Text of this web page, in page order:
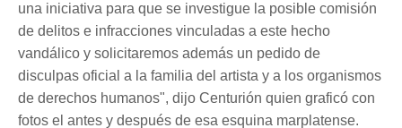
una iniciativa para que se investigue la posible comisión
de delitos e infracciones vinculadas a este hecho
vandálico y solicitaremos además un pedido de
disculpas oficial a la familia del artista y a los organismos
de derechos humanos", dijo Centurión quien graficó con
fotos el antes y después de esa esquina marplatense.